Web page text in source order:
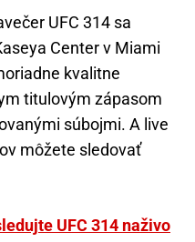
UFC 314 sa
Center v Miami
kvalitne
titulovým zápasom
súbojmi. A live
môžete sledovať
UFC 314 naživo